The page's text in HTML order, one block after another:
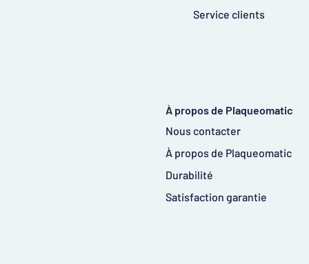
Service clients
À propos de Plaqueomatic
Nous contacter
À propos de Plaqueomatic
Durabilité
Satisfaction garantie